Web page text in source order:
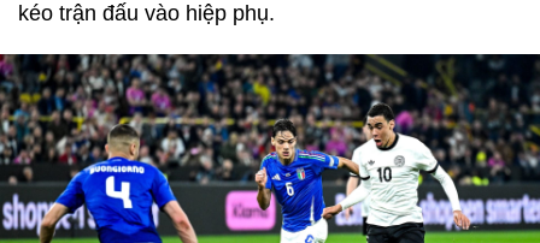
kéo trận đấu vào hiệp phụ.